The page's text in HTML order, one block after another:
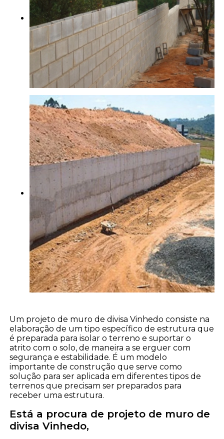
Um projeto de muro de divisa Vinhedo consiste na
elaboração de um tipo específico de estrutura que
é preparada para isolar o terreno e suportar o
atrito com o solo, de maneira a se erguer com
segurança e estabilidade. É um modelo
importante de construção que serve como
solução para ser aplicada em diferentes tipos de
terrenos que precisam ser preparados para
receber uma estrutura.
Está a procura de projeto de muro de
divisa Vinhedo,